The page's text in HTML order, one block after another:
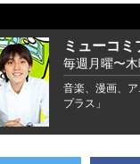
ミューコミ
毎週月曜〜
音楽、漫画、
プラス」